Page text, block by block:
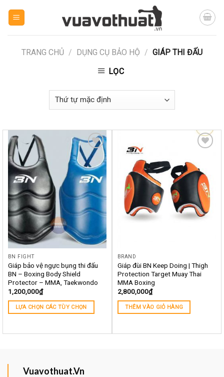
TRANG CHỦ / DỤNG CỤ BẢO HỘ / GIÁP THI ĐẤU
LỌC
Yêu
thích
BN FIGHT
Giáp bảo vệ ngực bụng thi đấu
BN – Boxing Body Shield
Protector – MMA, Taekwondo
1,200,000₫
LỰA CHỌN CÁC TÙY CHỌN
BRAND
Giáp đùi BN Keep Doing | Thigh
Protection Target Muay Thai
MMA Boxing
2,800,000₫
THÊM VÀO GIỎ HÀNG
Vuavothuat.Vn